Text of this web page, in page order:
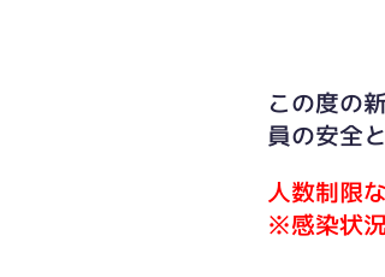
この度の
員の安全
人数制限
※感染状